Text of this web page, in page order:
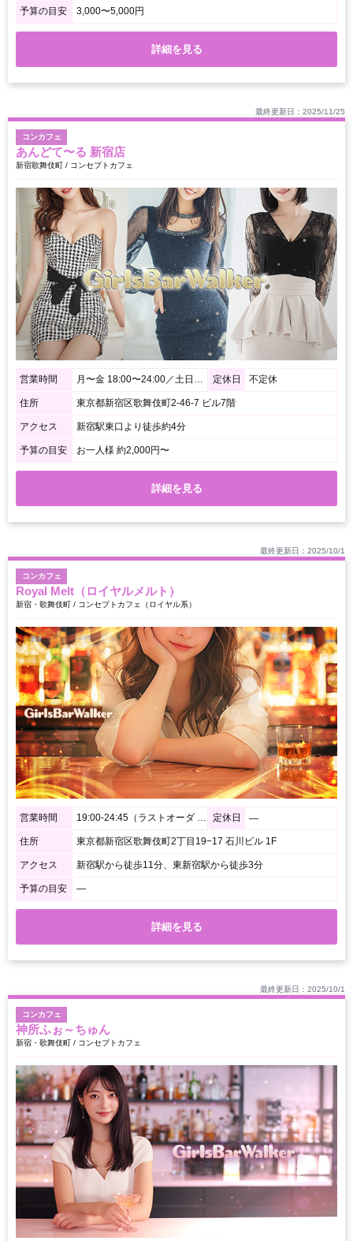
予算の目安 3,000〜5,000円
詳細を見る
最終更新日：2025/11/25
コンカフェ
あんどて〜る 新宿店
新宿歌舞伎町 / コンセプトカフェ
営業時間 月〜金 18:00〜24:00／土日祝 15:00〜24:00 定休日 不定休
住所 東京都新宿区歌舞伎町2-46-7 ビル7階
アクセス 新宿駅東口より徒歩約4分
予算の目安 お一人様 約2,000円〜
詳細を見る
最終更新日：2025/10/1
コンカフェ
Royal Melt（ロイヤルメルト）
新宿・歌舞伎町 / コンセプトカフェ（ロイヤル系）
営業時間 19:00-24:45（ラストオーダ 24:20） 定休日 ―
住所 東京都新宿区歌舞伎町2丁目19−17 石川ビル 1F
アクセス 新宿駅から徒歩11分、東新宿駅から徒歩3分
予算の目安 ―
詳細を見る
最終更新日：2025/10/1
コンカフェ
神所ふぉ～ちゅん
新宿・歌舞伎町 / コンセプトカフェ